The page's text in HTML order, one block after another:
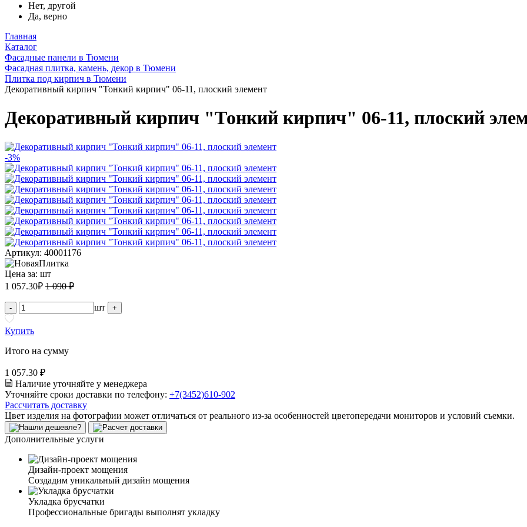
Нет, другой
Да, верно
Главная
Каталог
Фасадные панели в Тюмени
Фасадная плитка, камень, декор в Тюмени
Плитка под кирпич в Тюмени
Декоративный кирпич "Тонкий кирпич" 06-11, плоский элемент
Декоративный кирпич "Тонкий кирпич" 06-11, плоский
-3%
Артикул: 40001176
Цена за: шт
1 057.30₽ 1 090 ₽
- шт +
Купить
Итого на сумму
1 057.30 ₽
Наличие уточняйте у менеджера
Уточняйте сроки доставки по телефону: +7(3452)610-902
Рассчитать доставку
Цвет изделия на фотографии может отличаться от реального из-за особенностей цветопередачи мониторов и условий съемки.
Дополнительные услуги
Дизайн-проект мощения
Создадим уникальный дизайн мощения
Укладка брусчатки
Профессиональные бригады выполнят укладку